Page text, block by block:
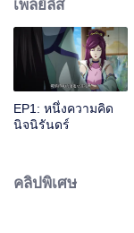
เพลย์ลิส
EP1: หนึ่งความคิด
นิจนิรันดร์
คลิปพิเศษ